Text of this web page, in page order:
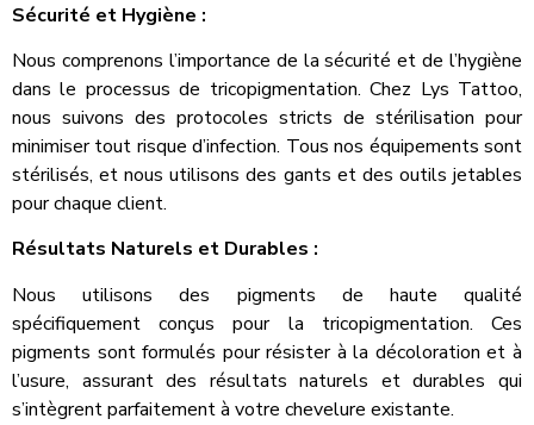
Sécurité et Hygiène :
Nous comprenons l’importance de la sécurité et de l’hygiène
dans le processus de tricopigmentation. Chez Lys Tattoo,
nous suivons des protocoles stricts de stérilisation pour
minimiser tout risque d’infection. Tous nos équipements sont
stérilisés, et nous utilisons des gants et des outils jetables
pour chaque client.
Résultats Naturels et Durables :
Nous utilisons des pigments de haute qualité
spécifiquement conçus pour la tricopigmentation. Ces
pigments sont formulés pour résister à la décoloration et à
l’usure, assurant des résultats naturels et durables qui
s’intègrent parfaitement à votre chevelure existante.